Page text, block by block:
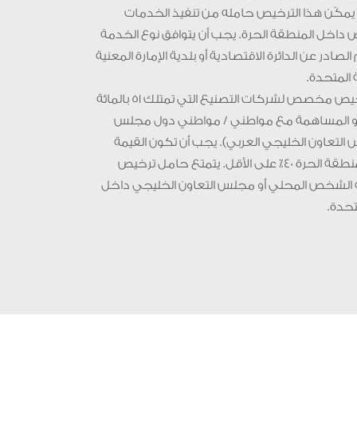
يمكّن هذا الترخيص حامله من تنفيذ الخدمات
داخل المنطقة الحرة. يجب أن يتوافق نوع الخدمة
عن الدائرة الاقتصادية أو بلدية الإمارة المعنية
المتحدة.
رخصة صناعية هذا الترخيص مخصص لشركات التصنيع التي تمتلك 51 بالمائة
أو المساهمة مع مواطني / مواطني دول مجلس
التعاون الخليجي العربي). يجب أن تكون القيمة
المضافة للعنصر في المنطقة الحرة 40٪ على الأقل. يتمتع حامل ترخيص
الشخص المحلي أو مجلس التعاون الخليجي داخل